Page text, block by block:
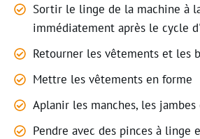
Sortir le linge de la machine à
immédiatement après le cycle
Retourner les vêtements et les
Mettre les vêtements en forme
Aplanir les manches, les
Pendre avec des pinces à linge